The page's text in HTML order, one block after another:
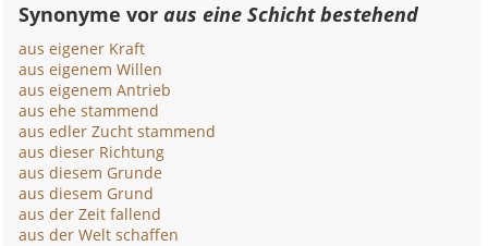
Synonyme voraus eine Schicht bestehend
aus eigener Kraft
aus eigenem Willen
aus eigenem Antrieb
aus ehe stammend
aus edler Zucht stammend
aus dieser Richtung
aus diesem Grunde
aus diesem Grund
aus der Zeit fallend
aus der Welt schaffen